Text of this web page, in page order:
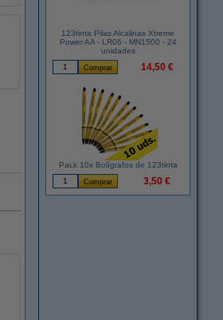
123tinta Pilas Alcalinas Xtreme
Power AA - LR06 - MN1500 - 24
unidades
14,50 €
Pack 10x Bolígrafos de 123tinta
3,50 €